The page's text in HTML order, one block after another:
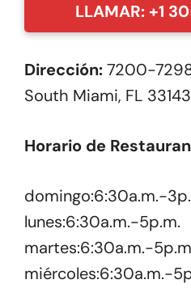
LLAMAR: +1
Dirección:7200-
South Miami, FL 33143
Horario de
domingo:6:30a.m.-
lunes:6:30a.m.-5p.m.
martes:6:30a.m.-
miércoles:6:30a.m.-